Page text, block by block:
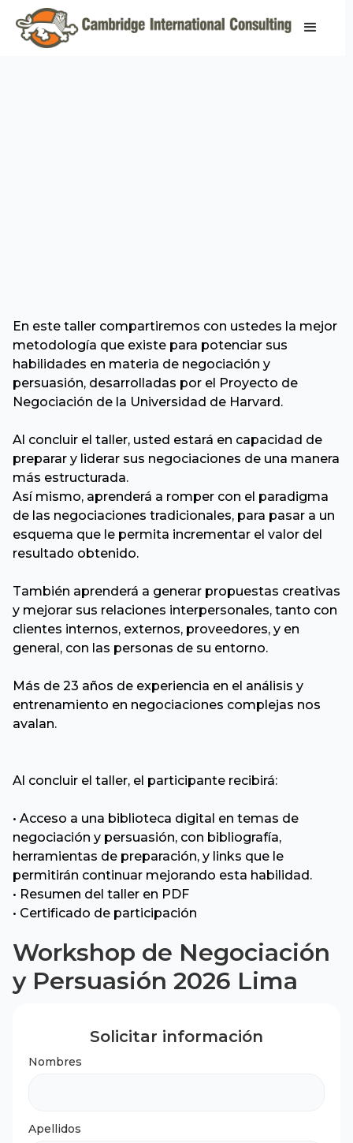
En este taller compartiremos con ustedes la mejor
metodología que existe para potenciar sus
habilidades en materia de negociación y
persuasión, desarrolladas por el Proyecto de
Negociación de la Universidad de Harvard.
Al concluir el taller, usted estará en capacidad de
preparar y liderar sus negociaciones de una manera
más estructurada.
Así mismo, aprenderá a romper con el paradigma
de las negociaciones tradicionales, para pasar a un
esquema que le permita incrementar el valor del
resultado obtenido.
También aprenderá a generar propuestas creativas
y mejorar sus relaciones interpersonales, tanto con
clientes internos, externos, proveedores, y en
general, con las personas de su entorno.
Más de 23 años de experiencia en el análisis y
entrenamiento en negociaciones complejas nos
avalan.
Al concluir el taller, el participante recibirá:
• Acceso a una biblioteca digital en temas de
negociación y persuasión, con bibliografía,
herramientas de preparación, y links que le
permitirán continuar mejorando esta habilidad.
• Resumen del taller en PDF
• Certificado de participación
Workshop de Negociación
y Persuasión 2026 Lima
Solicitar información
Nombres
Apellidos